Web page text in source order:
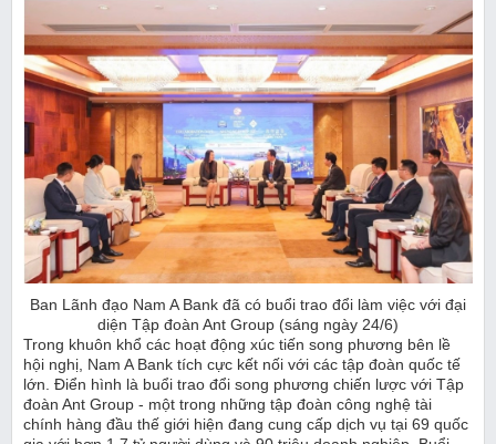
Ban Lãnh đạo Nam A Bank đã có buổi trao đổi làm việc với đại
diện Tập đoàn Ant Group (sáng ngày 24/6)
Trong khuôn khổ các hoạt động xúc tiến song phương bên lề
hội nghị, Nam A Bank tích cực kết nối với các tập đoàn quốc tế
lớn. Điển hình là buổi trao đổi song phương chiến lược với Tập
đoàn Ant Group - một trong những tập đoàn công nghệ tài
chính hàng đầu thế giới hiện đang cung cấp dịch vụ tại 69 quốc